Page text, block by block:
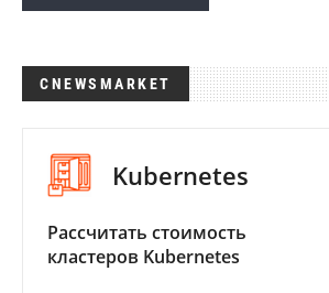
CNEWSMARKET
Kubernetes
Рассчитать стоимость
кластеров Kubernetes